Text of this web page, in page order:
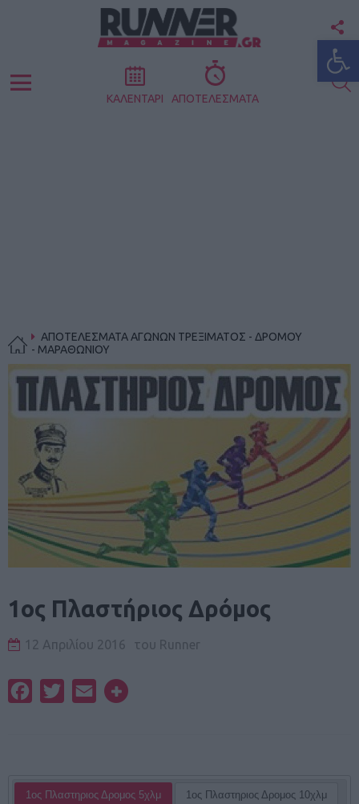
Menu ΚΑΛΕΝΤΑΡΙ ΑΠΟΤΕΛΕΣΜΑΤΑ
ΑΠΟΤΕΛΕΣΜΑΤΑ ΑΓΩΝΩΝ ΤΡΕΞΙΜΑΤΟΣ - ΔΡΟΜΟΥ
- ΜΑΡΑΘΩΝΙΟΥ
1ος Πλαστήριος Δρόμος
12 Απριλίου 2016 του Runner
FacebookTwitterEmail
1ος Πλαστηριος Δρομος 5χλμ 1ος Πλαστηριος Δρομος 10χλμ